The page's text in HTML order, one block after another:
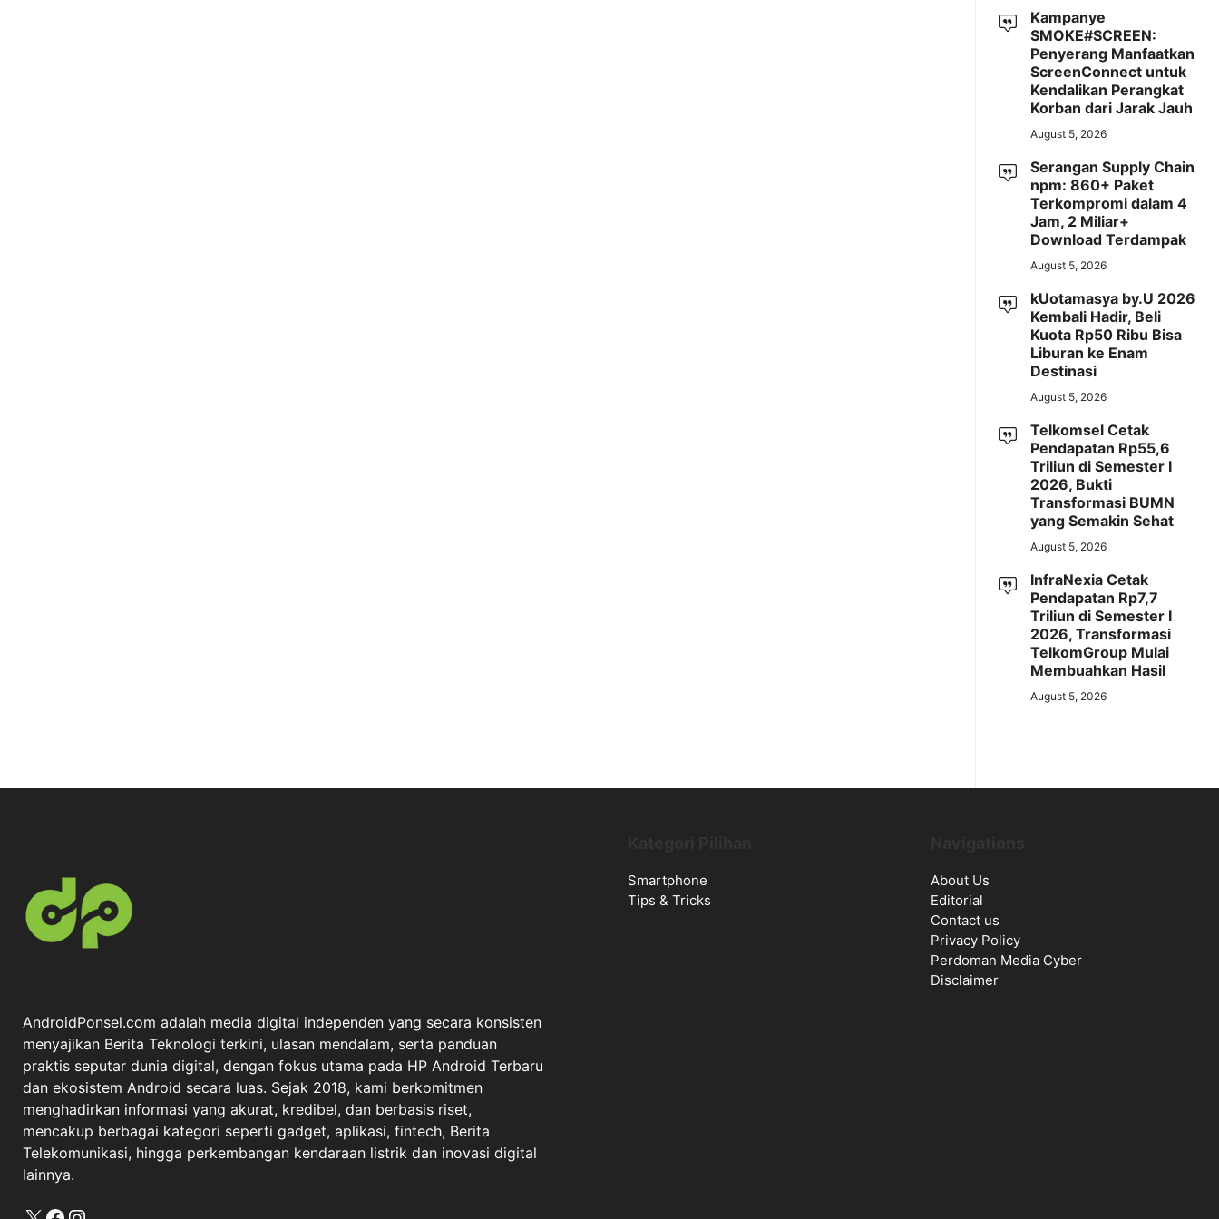
Kampanye
SMOKE#SCREEN:
Penyerang Manfaatkan
ScreenConnect untuk
Kendalikan Perangkat
Korban dari Jarak Jauh
August 5, 2026
Serangan Supply Chain
npm: 860+ Paket
Terkompromi dalam 4
Jam, 2 Miliar+
Download Terdampak
August 5, 2026
kUotamasya by.U 2026
Kembali Hadir, Beli
Kuota Rp50 Ribu Bisa
Liburan ke Enam
Destinasi
August 5, 2026
Telkomsel Cetak
Pendapatan Rp55,6
Triliun di Semester I
2026, Bukti
Transformasi BUMN
yang Semakin Sehat
August 5, 2026
InfraNexia Cetak
Pendapatan Rp7,7
Triliun di Semester I
2026, Transformasi
TelkomGroup Mulai
Membuahkan Hasil
August 5, 2026
AndroidPonsel.com adalah media digital independen yang secara konsisten
menyajikan Berita Teknologi terkini, ulasan mendalam, serta panduan
praktis seputar dunia digital, dengan fokus utama pada HP Android Terbaru
dan ekosistem Android secara luas. Sejak 2018, kami berkomitmen
menghadirkan informasi yang akurat, kredibel, dan berbasis riset,
mencakup berbagai kategori seperti gadget, aplikasi, fintech, Berita
Telekomunikasi, hingga perkembangan kendaraan listrik dan inovasi digital
lainnya.
Smartphone
Tips & Tricks
About Us
Editorial
Contact us
Privacy Policy
Perdoman Media Cyber
Disclaimer